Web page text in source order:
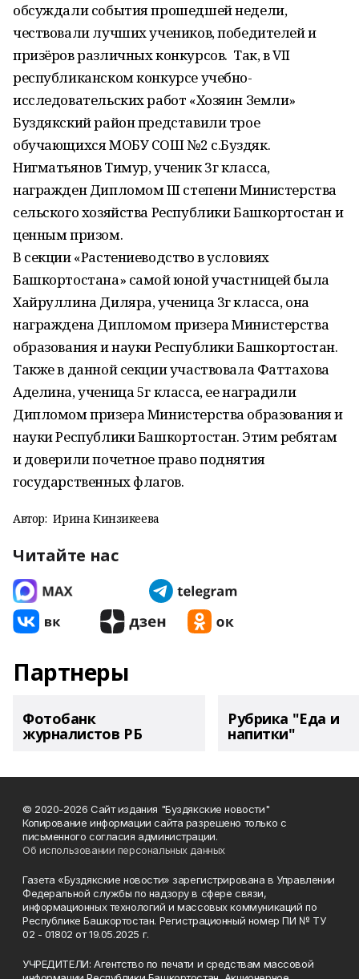
обсуждали события прошедшей недели,
чествовали лучших учеников, победителей и
призёров различных конкурсов. Так, в VII
республиканском конкурсе учебно-
исследовательских работ «Хозяин Земли»
Буздякский район представили трое
обучающихся МОБУ СОШ №2 с.Буздяк.
Нигматьянов Тимур, ученик 3г класса,
награжден Дипломом III степени Министерства
сельского хозяйства Республики Башкортостан и
ценным призом.
В секции «Растениеводство в условиях
Башкортостана» самой юной участницей была
Хайруллина Диляра, ученица 3г класса, она
награждена Дипломом призера Министерства
образования и науки Республики Башкортостан.
Также в данной секции участвовала Фаттахова
Аделина, ученица 5г класса, ее наградили
Дипломом призера Министерства образования и
науки Республики Башкортостан. Этим ребятам
и доверили почетное право поднятия
государственных флагов.
Автор: Ирина Кинзикеева
Читайте нас
Партнеры
Фотобанк
журналистов РБ
Рубрика "Еда и
напитки"
© 2020-2026 Сайт издания "Буздякские новости"
Копирование информации сайта разрешено только с
письменного согласия администрации.
Об использовании персональных данных
Газета «Буздякские новости» зарегистрирована в Управлении
Федеральной службы по надзору в сфере связи,
информационных технологий и массовых коммуникаций по
Республике Башкортостан. Регистрационный номер ПИ № ТУ
02 - 01802 от 19.05.2025 г.
УЧРЕДИТЕЛИ: Агентство по печати и средствам массовой